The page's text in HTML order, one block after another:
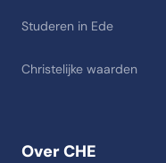
Over CHE
Studeren in Ede
Christelijke waarden